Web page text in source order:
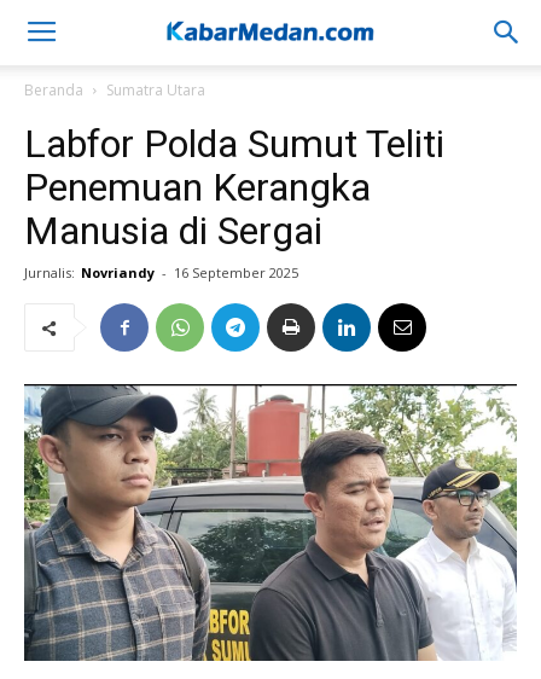
Beranda Sumatra Utara
Labfor Polda Sumut Teliti
Penemuan Kerangka
Manusia di Sergai
Jurnalis: Novriandy - 16 September 2025